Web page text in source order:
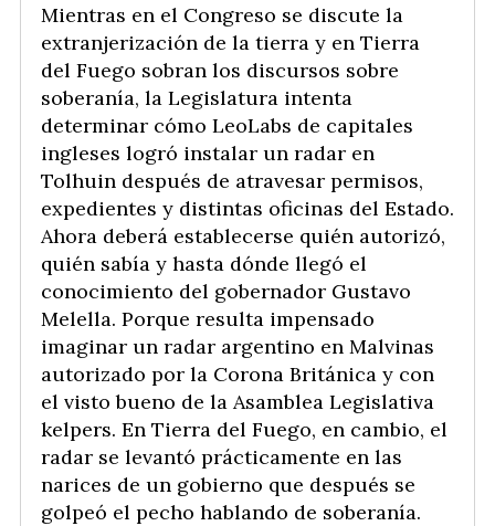
Mientras en el Congreso se discute la
extranjerización de la tierra y en Tierra
del Fuego sobran los discursos sobre
soberanía, la Legislatura intenta
determinar cómo LeoLabs de capitales
ingleses logró instalar un radar en
Tolhuin después de atravesar permisos,
expedientes y distintas oficinas del Estado.
Ahora deberá establecerse quién autorizó,
quién sabía y hasta dónde llegó el
conocimiento del gobernador Gustavo
Melella. Porque resulta impensado
imaginar un radar argentino en Malvinas
autorizado por la Corona Británica y con
el visto bueno de la Asamblea Legislativa
kelpers. En Tierra del Fuego, en cambio, el
radar se levantó prácticamente en las
narices de un gobierno que después se
golpeó el pecho hablando de soberanía.